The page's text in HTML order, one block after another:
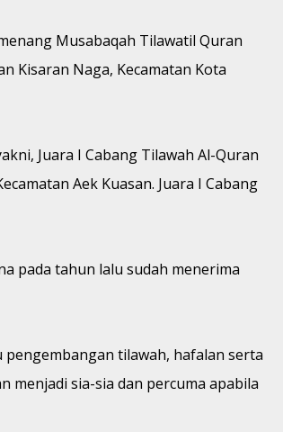
Musabaqah Tilawatil Quran
Kisaran Naga, Kecamatan Kota
Juara I Cabang Tilawah Al-Quran
Aek Kuasan. Juara I Cabang
pada tahun lalu sudah menerima
tilawah, hafalan serta
menjadi sia-sia dan percuma apabila